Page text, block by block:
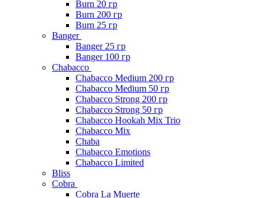
Burn 20 гр
Burn 200 гр
Burn 25 гр
Banger
Banger 25 гр
Banger 100 гр
Chabacco
Chabacco Medium 200 гр
Chabacco Medium 50 гр
Chabacco Strong 200 гр
Chabacco Strong 50 гр
Chabacco Hookah Mix Trio
Chabacco Mix
Chaba
Chabacco Emotions
Chabacco Limited
Bliss
Cobra
Cobra La Muerte